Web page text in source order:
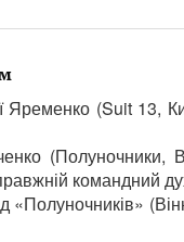
Яременко (Suit 13,
командний
«Полуночників»